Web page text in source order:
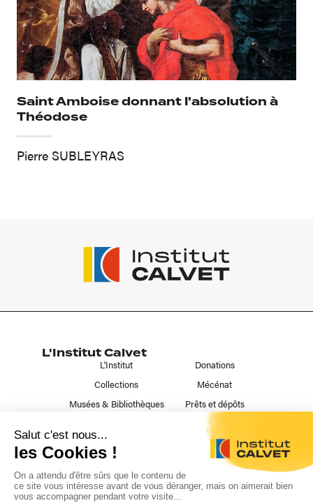
Saint Amboise donnant l'absolution à
Théodose
Pierre SUBLEYRAS
L'Institut Calvet
L'Institut
Collections
Musées & Bibliothèques
Donations
Mécénat
Prêts et dépôts
Liens utiles
Nous suivre